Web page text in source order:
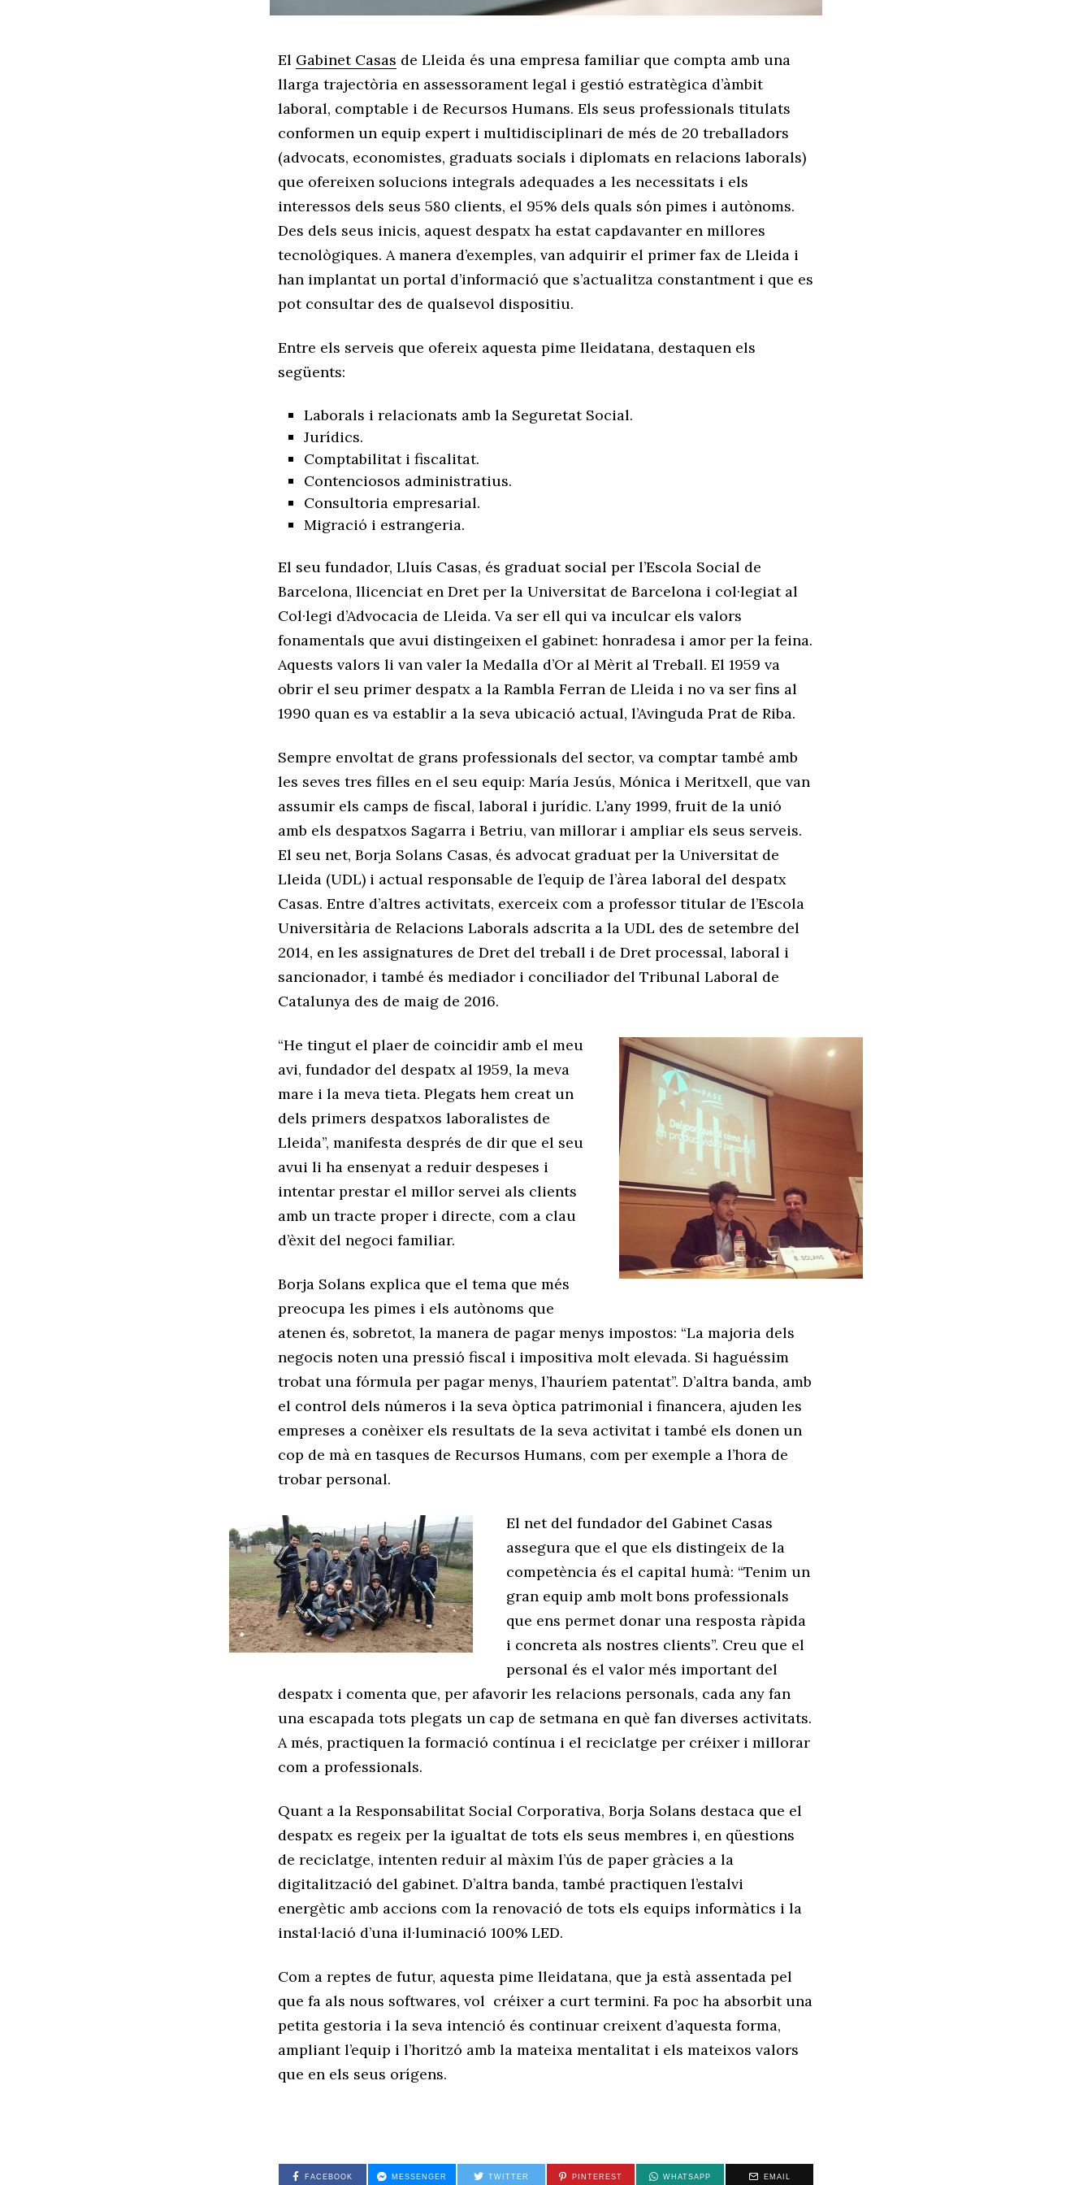
El Gabinet Casas de Lleida és una empresa familiar que compta amb una
llarga trajectòria en assessorament legal i gestió estratègica d’àmbit
laboral, comptable i de Recursos Humans. Els seus professionals titulats
conformen un equip expert i multidisciplinari de més de 20 treballadors
(advocats, economistes, graduats socials i diplomats en relacions laborals)
que ofereixen solucions integrals adequades a les necessitats i els
interessos dels seus 580 clients, el 95% dels quals són pimes i autònoms.
Des dels seus inicis, aquest despatx ha estat capdavanter en millores
tecnològiques. A manera d’exemples, van adquirir el primer fax de Lleida i
han implantat un portal d’informació que s’actualitza constantment i que es
pot consultar des de qualsevol dispositiu.
Entre els serveis que ofereix aquesta pime lleidatana, destaquen els
següents:
Laborals i relacionats amb la Seguretat Social.
Jurídics.
Comptabilitat i fiscalitat.
Contenciosos administratius.
Consultoria empresarial.
Migració i estrangeria.
El seu fundador, Lluís Casas, és graduat social per l’Escola Social de
Barcelona, llicenciat en Dret per la Universitat de Barcelona i col·legiat al
Col·legi d’Advocacia de Lleida. Va ser ell qui va inculcar els valors
fonamentals que avui distingeixen el gabinet: honradesa i amor per la feina.
Aquests valors li van valer la Medalla d’Or al Mèrit al Treball. El 1959 va
obrir el seu primer despatx a la Rambla Ferran de Lleida i no va ser fins al
1990 quan es va establir a la seva ubicació actual, l’Avinguda Prat de Riba.
Sempre envoltat de grans professionals del sector, va comptar també amb
les seves tres filles en el seu equip: María Jesús, Mónica i Meritxell, que van
assumir els camps de fiscal, laboral i jurídic. L’any 1999, fruit de la unió
amb els despatxos Sagarra i Betriu, van millorar i ampliar els seus serveis.
El seu net, Borja Solans Casas, és advocat graduat per la Universitat de
Lleida (UDL) i actual responsable de l’equip de l’àrea laboral del despatx
Casas. Entre d’altres activitats, exerceix com a professor titular de l’Escola
Universitària de Relacions Laborals adscrita a la UDL des de setembre del
2014, en les assignatures de Dret del treball i de Dret processal, laboral i
sancionador, i també és mediador i conciliador del Tribunal Laboral de
Catalunya des de maig de 2016.
“He tingut el plaer de coincidir amb el meu
avi, fundador del despatx al 1959, la meva
mare i la meva tieta. Plegats hem creat un
dels primers despatxos laboralistes de
Lleida”, manifesta després de dir que el seu
avui li ha ensenyat a reduir despeses i
intentar prestar el millor servei als clients
amb un tracte proper i directe, com a clau
d’èxit del negoci familiar.
Borja Solans explica que el tema que més
preocupa les pimes i els autònoms que
atenen és, sobretot, la manera de pagar menys impostos: “La majoria dels
negocis noten una pressió fiscal i impositiva molt elevada. Si haguéssim
trobat una fórmula per pagar menys, l’hauríem patentat”. D’altra banda, amb
el control dels números i la seva òptica patrimonial i financera, ajuden les
empreses a conèixer els resultats de la seva activitat i també els donen un
cop de mà en tasques de Recursos Humans, com per exemple a l’hora de
trobar personal.
El net del fundador del Gabinet Casas
assegura que el que els distingeix de la
competència és el capital humà: “Tenim un
gran equip amb molt bons professionals
que ens permet donar una resposta ràpida
i concreta als nostres clients”. Creu que el
personal és el valor més important del
despatx i comenta que, per afavorir les relacions personals, cada any fan
una escapada tots plegats un cap de setmana en què fan diverses activitats.
A més, practiquen la formació contínua i el reciclatge per créixer i millorar
com a professionals.
Quant a la Responsabilitat Social Corporativa, Borja Solans destaca que el
despatx es regeix per la igualtat de tots els seus membres i, en qüestions
de reciclatge, intenten reduir al màxim l’ús de paper gràcies a la
digitalització del gabinet. D’altra banda, també practiquen l’estalvi
energètic amb accions com la renovació de tots els equips informàtics i la
instal·lació d’una il·luminació 100% LED.
Com a reptes de futur, aquesta pime lleidatana, que ja està assentada pel
que fa als nous softwares, vol créixer a curt termini. Fa poc ha absorbit una
petita gestoria i la seva intenció és continuar creixent d’aquesta forma,
ampliant l’equip i l’horitzó amb la mateixa mentalitat i els mateixos valors
que en els seus orígens.
FACEBOOK MESSENGER TWITTER PINTEREST WHATSAPP EMAIL